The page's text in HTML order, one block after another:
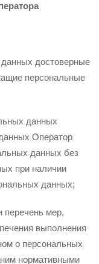
достоверные
персональные
данных
Оператор
данных без
при наличии
данных;
перечень мер,
выполнения
о персональных
нормативными